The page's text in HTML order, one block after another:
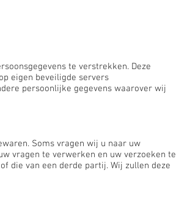
te verstrekken. Deze
eigen beveiligde servers
persoonlijke gegevens waarover wij
Soms vragen wij u naar uw
vragen te verwerken en uw verzoeken te
die van een derde partij. Wij zullen deze